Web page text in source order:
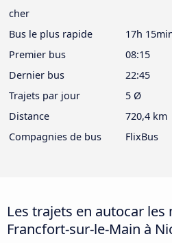
cher
Bus le plus rapide
17h
Premier bus
08:15
Dernier bus
22:45
Trajets par jour
5 Ø
Distance
720,4 km
Compagnies de bus
FlixBus
Les trajets en autocar les
Francfort-sur-le-Main à